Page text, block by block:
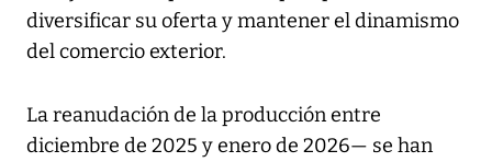
diversificar su oferta y mantener el dinamismo
del comercio exterior.
La reanudación de la producción entre
diciembre de 2025 y enero de 2026— se han